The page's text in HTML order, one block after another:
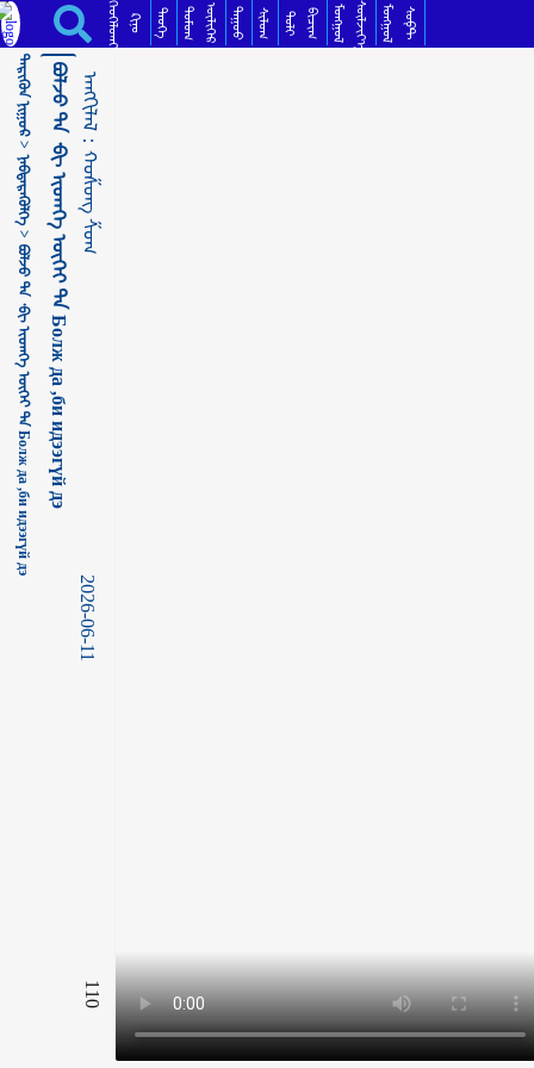
ᠪᠣᠯᠵᠤ ᠳᠠ ᠂ᠪᠢ ᠢᠳᠡᠭᠡ ᠦᠭᠡᠢ ᠳᠡ Болж да ,би идээгүй дэ ᠬᠣᠱᠣᠩ ᠱᠣᠭ ᠬᠡᠦᠬᠡᠯᠳᠡᠢ ᠺᠢᠨᠣ᠋ ᠲᠡᠦᠬᠡ ᠳᠣᠮᠣᠭ ᠥᠯᠢᠭᠡᠷ ᠳᠠᠭᠤᠤ ᠰᠢᠯᠦᠭ ᠲᠣᠯᠢ ᠪᠢᠴᠢᠭ ᠮᠣᠩᠭᠣᠯ ᠰᠦᠯᠵᠢᠶ᠎ᠡ ᠮᠣᠩᠭᠣᠯ ᠰᠣᠹᠲ
ᠲᠡᠷᠢᠭᠦᠨ ᠨᠢᠭᠤᠷ >
ᠨᠡᠪᠲᠡᠷᠡᠭᠦᠯᠭᠡ >
ᠪᠣᠯᠵᠤ ᠳᠠ ᠂ᠪᠢ ᠢᠳᠡᠭᠡ ᠦᠭᠡᠢ ᠳᠡ Болж да ,би идээгүй дэᠪᠣᠯᠵᠤ ᠳᠠ ᠂ᠪᠢ ᠢᠳᠡᠭᠡ ᠦᠭᠡᠢ ᠳᠡ Болж да ,би идээгүй дэᠠᠩᠭᠢᠯᠠᠯ：
ᠬᠣᠱᠣᠩ ᠱᠣᠭ
2026-06-11
110